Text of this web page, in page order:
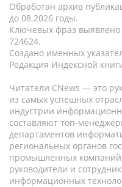
Обработан архив
до 08.2026 годы.
Ключевых фраз выявлено
724624.
Создано именных
Редакция Индексной
Читатели CNews — это
из самых успешных
индустрии
составляют топ-
департаментов
региональных органов
промышленных
руководители и
информационных